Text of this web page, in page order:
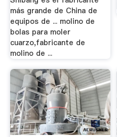
más grande de China de
equipos de ... molino de
bolas para moler
cuarzo,fabricante de
molino de ...